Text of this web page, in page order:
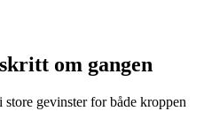
om gangen
gevinster for både kroppen